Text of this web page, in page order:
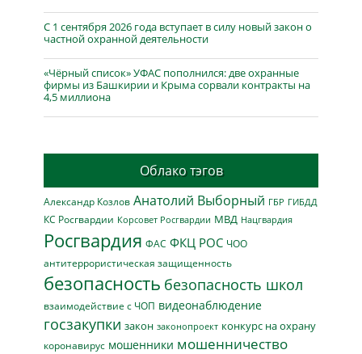
С 1 сентября 2026 года вступает в силу новый закон о
частной охранной деятельности
«Чёрный список» УФАС пополнился: две охранные
фирмы из Башкирии и Крыма сорвали контракты на
4,5 миллиона
Облако тэгов
Александр Козлов Анатолий Выборный ГБР ГИБДД
КС Росгвардии Корсовет Росгвардии МВД Нацгвардия
Росгвардия ФАС ФКЦ РОС ЧОО
антитеррористическая защищенность
безопасность безопасность школ
взаимодействие с ЧОП видеонаблюдение
госзакупки закон законопроект конкурс на охрану
коронавирус мошенники мошенничество